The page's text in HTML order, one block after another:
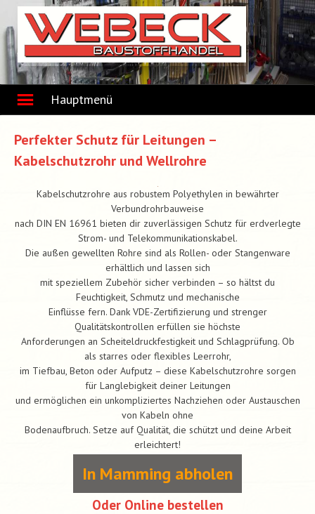
content
Hauptmenü
Perfekter Schutz für Leitungen –
Kabelschutzrohr und Wellrohre
Kabelschutzrohre aus robustem Polyethylen in bewährter
Verbundrohrbauweise
nach DIN EN 16961 bieten dir zuverlässigen Schutz für erdverlegte
Strom- und Telekommunikationskabel.
Die außen gewellten Rohre sind als Rollen- oder Stangenware
erhältlich und lassen sich
mit speziellem Zubehör sicher verbinden – so hältst du
Feuchtigkeit, Schmutz und mechanische
Einflüsse fern. Dank VDE-Zertifizierung und strenger
Qualitätskontrollen erfüllen sie höchste
Anforderungen an Scheiteldruckfestigkeit und Schlagprüfung. Ob
als starres oder flexibles Leerrohr,
im Tiefbau, Beton oder Aufputz – diese Kabelschutzrohre sorgen
für Langlebigkeit deiner Leitungen
und ermöglichen ein unkompliziertes Nachziehen oder Austauschen
von Kabeln ohne
Bodenaufbruch. Setze auf Qualität, die schützt und deine Arbeit
erleichtert!
In Mamming abholen
Oder Online bestellen